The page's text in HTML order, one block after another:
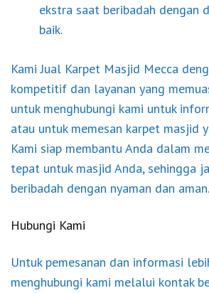
ekstra saat beribadah dengan
baik.
Kami Jual Karpet Masjid Mecca
kompetitif dan layanan yang
untuk menghubungi kami untuk
atau untuk memesan karpet masjid
Kami siap membantu Anda dalam
tepat untuk masjid Anda, sehingga
beribadah dengan nyaman dan aman.
Hubungi Kami
Untuk pemesanan dan informasi
menghubungi kami melalui kontak